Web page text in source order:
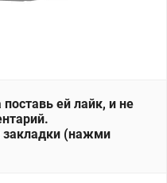
ей лайк, и не
закладки (нажми